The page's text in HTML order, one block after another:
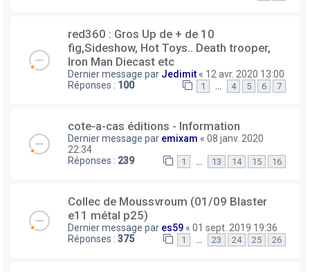
red360 : Gros Up de + de 10
fig,Sideshow, Hot Toys.. Death trooper,
Iron Man Diecast etc
Dernier message par Jedimit « 12 avr. 2020 13:00
Réponses : 100 1 4 5 6 7
cote-a-cas éditions - Information
Dernier message par emixam « 08 janv. 2020
22:34
Réponses : 239 1 … 13 14 15 16
Collec de Moussvroum (01/09 Blaster
e11 métal p25)
Dernier message par es59 « 01 sept. 2019 19:36
Réponses : 375 1 … 23 24 25 26